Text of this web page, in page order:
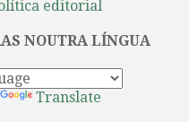
editorial
NOUTRA LÍNGUA
Translate